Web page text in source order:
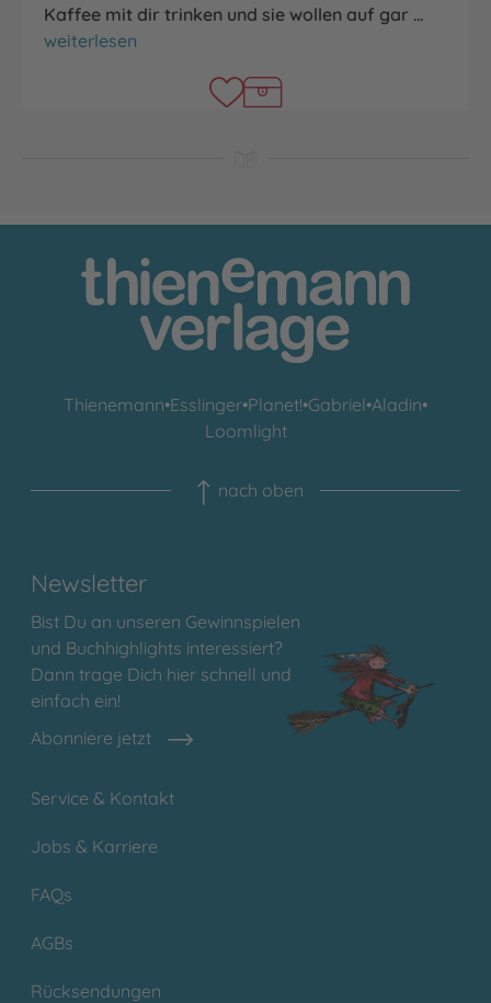
Kaffee mit dir trinken und sie wollen auf gar …
Zwischen Himmelglanz und Höllenfeuer
weiterlesen
Thienemann•Esslinger•Planet!•Gabriel•Aladin•
Loomlight
nach oben
Newsletter
Bist Du an unseren Gewinnspielen
und Buchhighlights interessiert?
Dann trage Dich hier schnell und
einfach ein!
Abonniere jetzt
Service & Kontakt
Jobs & Karriere
FAQs
AGBs
Rücksendungen